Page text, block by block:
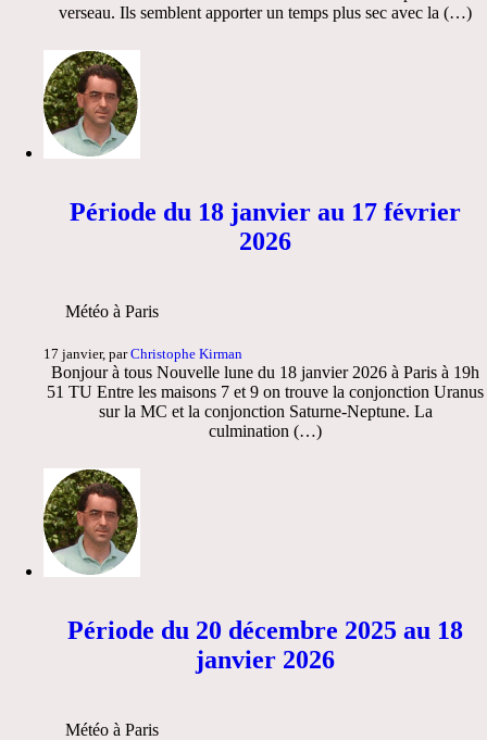
verseau. Ils semblent apporter un temps plus sec avec la (…)
Période du 18 janvier au 17 février
2026
Météo à Paris
17 janvier, parChristophe Kirman
Bonjour à tous Nouvelle lune du 18 janvier 2026 à Paris à 19h
51 TU Entre les maisons 7 et 9 on trouve la conjonction Uranus
sur la MC et la conjonction Saturne-Neptune. La
culmination (…)
Période du 20 décembre 2025 au 18
janvier 2026
Météo à Paris